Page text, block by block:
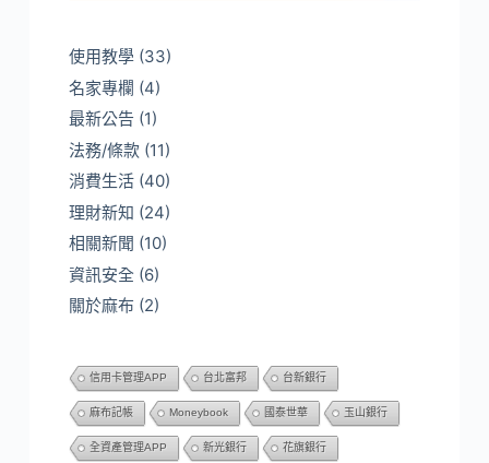
使用教學(33)
名家專欄 (4)
最新公告(1)
法務/條款(11)
消費生活(40)
理財新知 (24)
相關新聞 (10)
資訊安全(6)
關於麻布 (2)
信用卡管理APP 台北富邦 台新銀行
麻布記帳 Moneybook 國泰世華 玉山銀行
全資產管理APP 新光銀行 花旗銀行